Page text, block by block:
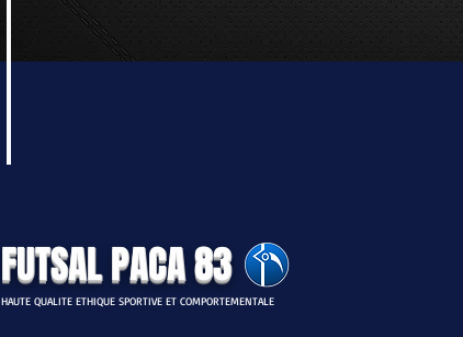
FUTSAL PACA 83
HAUTE QUALITE ETHIQUE SPORTIVE ET COMPORTEMENTALE